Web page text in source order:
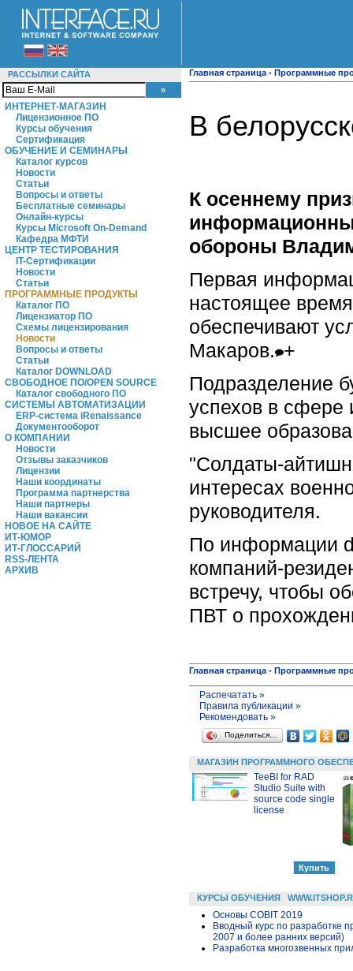
РАССЫЛКИ САЙТА
ИНТЕРНЕТ-МАГАЗИН
Лицензионное ПО
Курсы обучения
Сертификация
ОБУЧЕНИЕ И СЕМИНАРЫ
Каталог курсов
Новости
Статьи
Вопросы и ответы
Бесплатные семинары
Онлайн-курсы
Курсы Microsoft On-Demand
Кафедра МФТИ
ЦЕНТР ТЕСТИРОВАНИЯ
IT-Сертификации
Новости
Статьи
ПРОГРАММНЫЕ ПРОДУКТЫ
Каталог ПО
Лицензиатор ПО
Схемы лицензирования
Новости
Вопросы и ответы
Статьи
Каталог DOWNLOAD
СВОБОДНОЕ ПО/OPEN SOURCE
Каталог свободного ПО
СИСТЕМЫ АВТОМАТИЗАЦИИ
ERP-система iRenaissance
Документооборот
О КОМПАНИИ
Новости
Отзывы заказчиков
Лицензии
Наши координаты
Программа партнерства
Наши партнеры
Наши вакансии
НОВОЕ НА САЙТЕ
ИТ-ЮМОР
ИТ-ГЛОССАРИЙ
RSS-ЛЕНТА
АРХИВ
Главная страница - Программные
В
К осеннему
обороны
Первая
настоящее
обеспечивают
Макаров. +
Подразделение
успехов в сфере
высшее
"Солдаты-
интересах
руководителя.
По информации
компаний-
встречу, чтобы
ПВТ о
Главная страница - Программные
Распечатать »
Правила публикации »
Рекомендовать »
Поделиться…
МАГАЗИН ПРОГРАММНОГО
TeeBI for RAD
Studio Suite with
source code single
license
КУРСЫ ОБУЧЕНИЯ
Основы COBIT 2019
Вводный курс по разработке
2007 и более ранних версий)
Разработка многозвенных